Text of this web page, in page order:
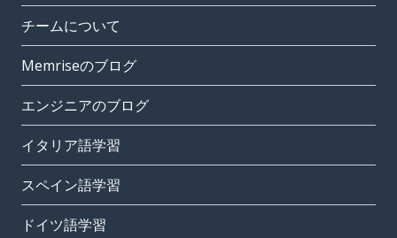
チームについて
Memriseのブログ
エンジニアのブログ
イタリア語学習
スペイン語学習
ドイツ語学習